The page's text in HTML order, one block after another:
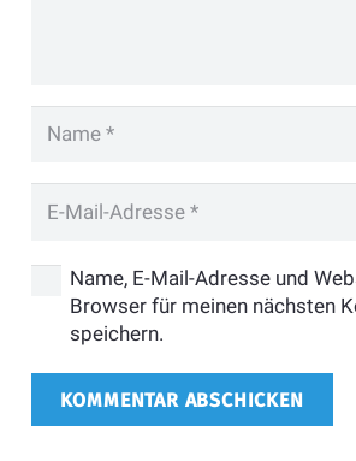
Name, E-Mail-Adresse und
Browser für meinen nächsten
speichern.
KOMMENTAR ABSCHICKEN